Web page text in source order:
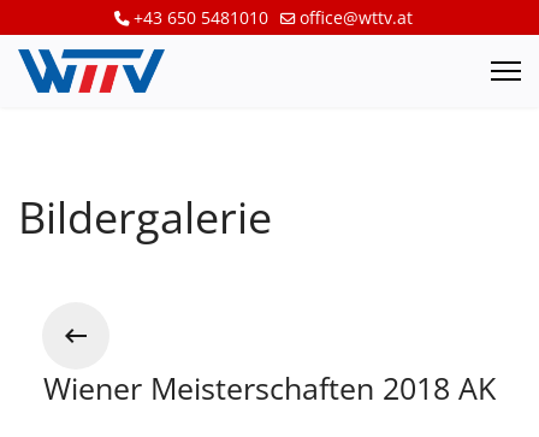
+43 650 5481010 office@wttv.at
Bildergalerie
Wiener Meisterschaften 2018 AK